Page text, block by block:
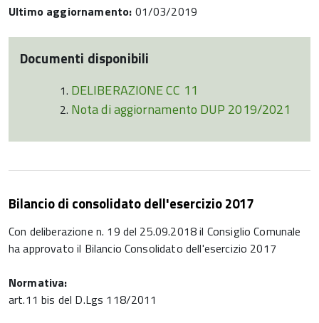
Ultimo aggiornamento: 01/03/2019
Documenti disponibili
DELIBERAZIONE CC 11
Nota di aggiornamento DUP 2019/2021
Bilancio di consolidato dell'esercizio 2017
Con deliberazione n. 19 del 25.09.2018 il Consiglio Comunale
ha approvato il Bilancio Consolidato dell'esercizio 2017
Normativa:
art.11 bis del D.Lgs 118/2011